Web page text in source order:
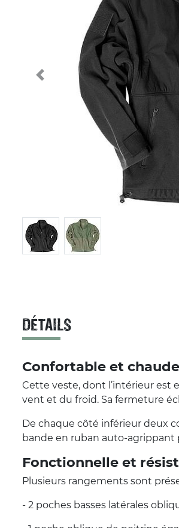
Previous
DÉTAILS
Confortable et chaude
Cette veste, dont l’intérieur est
vent et du froid. Sa fermeture
De chaque côté inférieur deux
bande en ruban auto-
Fonctionnelle et
Plusieurs rangements sont
- 2 poches basses latérales